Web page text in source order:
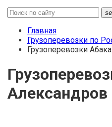
Главная
Грузоперевозки по
Грузоперевозки
Александров